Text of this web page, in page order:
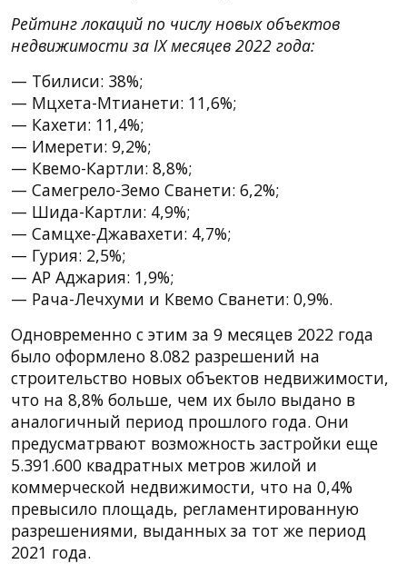
Рейтинг локаций по числу новых объектов
недвижимости за IX месяцев 2022 года:
— Тбилиси: 38%;
— Мцхета-Мтианети: 11,6%;
— Кахети: 11,4%;
— Имерети: 9,2%;
— Квемо-Картли: 8,8%;
— Самегрело-Земо Сванети: 6,2%;
— Шида-Картли: 4,9%;
— Самцхе-Джавахети: 4,7%;
— Гурия: 2,5%;
— АР Аджария: 1,9%;
— Рача-Лечхуми и Квемо Сванети: 0,9%.
Одновременно с этим за 9 месяцев 2022 года
было оформлено 8.082 разрешений на
строительство новых объектов недвижимости,
что на 8,8% больше, чем их было выдано в
аналогичный период прошлого года. Они
предусматрвают возможность застройки еще
5.391.600 квадратных метров жилой и
коммерческой недвижимости, что на 0,4%
превысило площадь, регламентированную
разрешениями, выданных за тот же период
2021 года.